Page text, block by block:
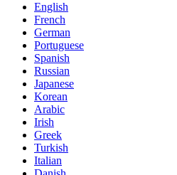
English
French
German
Portuguese
Spanish
Russian
Japanese
Korean
Arabic
Irish
Greek
Turkish
Italian